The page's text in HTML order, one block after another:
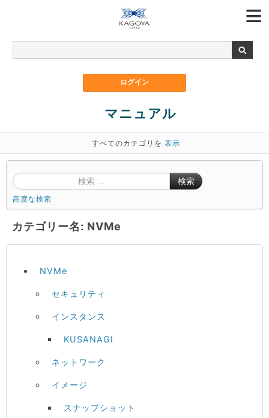
マニュアル
すべてのカテゴリを 表示
検索
高度な検索
カテゴリー名: NVMe
NVMe
セキュリティ
インスタンス
KUSANAGI
ネットワーク
イメージ
スナップショット